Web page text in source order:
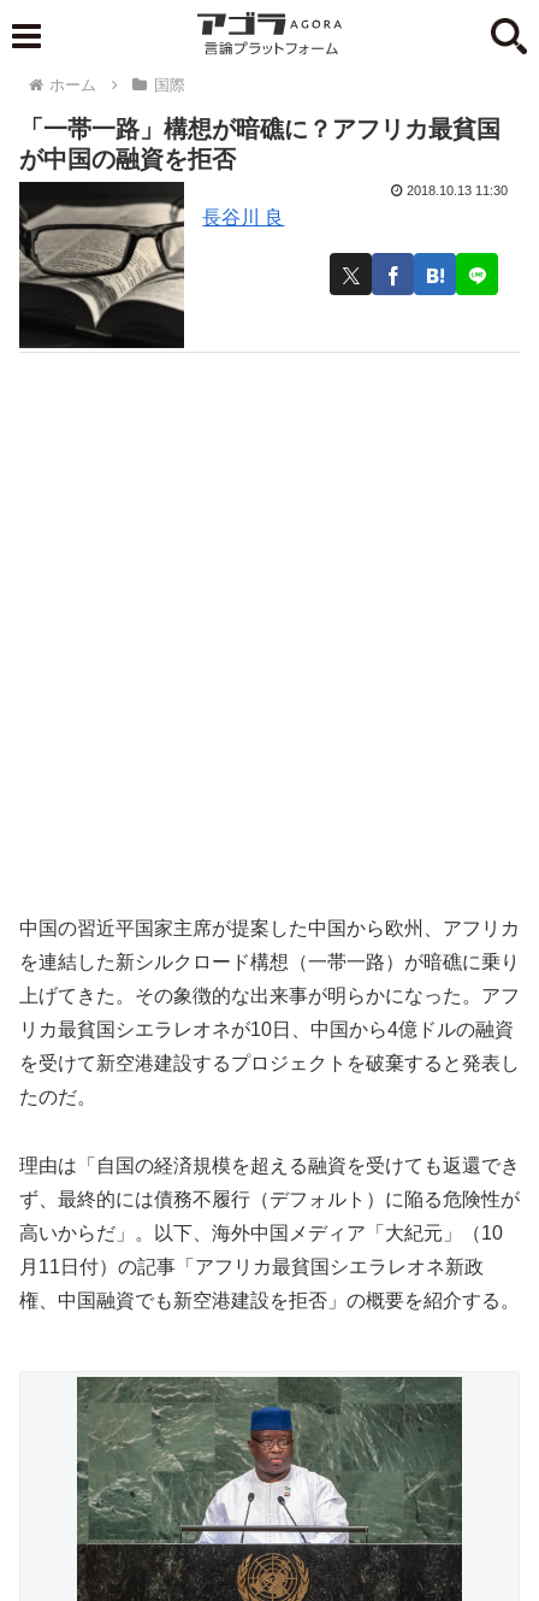
ホーム 国際
「一帯一路」構想が暗礁に？アフリカ最貧国
が中国の融資を拒否
長谷川 良
2018.10.13 11:30
中国の習近平国家主席が提案した中国から欧州、アフリカ
を連結した新シルクロード構想（一帯一路）が暗礁に乗り
上げてきた。その象徴的な出来事が明らかになった。アフ
リカ最貧国シエラレオネが10日、中国から4億ドルの融資
を受けて新空港建設するプロジェクトを破棄すると発表し
たのだ。
理由は「自国の経済規模を超える融資を受けても返還でき
ず、最終的には債務不履行（デフォルト）に陥る危険性が
高いからだ」。以下、海外中国メディア「大紀元」（10
月11日付）の記事「アフリカ最貧国シエラレオネ新政
権、中国融資でも新空港建設を拒否」の概要を紹介する。